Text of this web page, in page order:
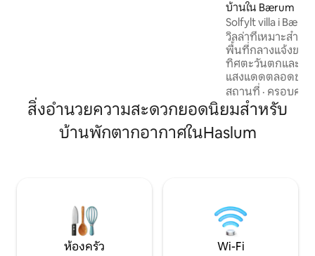
บ้านใน Bærum
Solfylt villa i
วิลล่าที่เหมาะสำห
พื้นที่กลางแจ้งขน
ทิศตะวันตกและสว
แสงแดดตลอดช่วง
เงียบสงบและปลอ
รถไฟใต้ดิน เหมาะ
ห้องนอน เตียงคู่ 3
หลัง ที่จอดรถสำห
ช็อปปิ้ง ทางเดินป่
เคียง
สถานที่ · ครอบครัว
สิ่งอำนวยความสะดวกยอดนิยมสำหรับ
บ้านพักตากอากาศในHaslum
ห้องครัว Wi-Fi